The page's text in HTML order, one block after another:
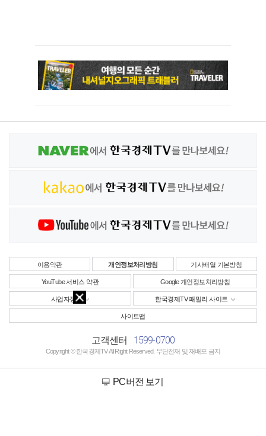
이용약관 개인정보처리방침 기사배열 기본방침
YouTube 서비스 약관 Google 개인정보처리방침
사업자정보 한국경제TV 패밀리 사이트
사이트맵
고객센터 1599-0700
Copyright © 한국경제TV All Right Reserved. 무단전재 및 재배포 금지
PC버전 보기